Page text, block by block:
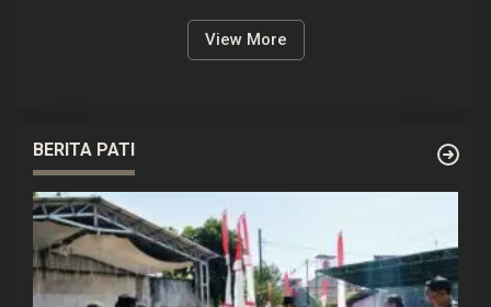
View More
BERITA PATI